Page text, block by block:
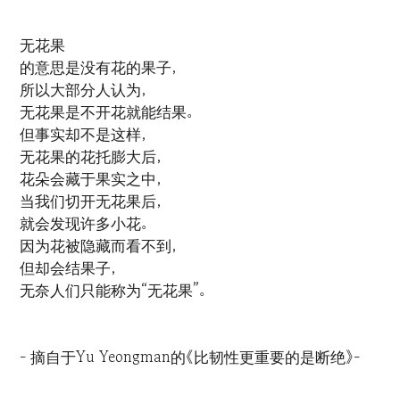
无花果
的意思是没有花的果子，
所以大部分人认为，
无花果是不开花就能结果。
但事实却不是这样，
无花果的花托膨大后，
花朵会藏于果实之中，
当我们切开无花果后，
就会发现许多小花。
因为花被隐藏而看不到，
但却会结果子，
无奈人们只能称为“无花果”。
- 摘自于Yu Yeongman的《比韧性更重要的是断绝》-